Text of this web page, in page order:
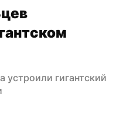
гигантский